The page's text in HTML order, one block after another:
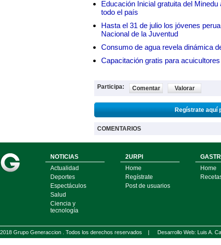
Educación Inicial gratuita del
todo el país
Hasta el 31 de julio los jóvenes
Nacional de la Juventud
Consumo de agua revela dinámica
Capacitación gratis para
Participa: Comentar Valorar
Regístrate aquí
COMENTARIOS
NOTICIAS
Actualidad
Deportes
Espectáculos
Salud
Ciencia y
tecnología
2URPI
Home
Regístrate
Post de usuarios
Home
2018 Grupo Generaccion . Todos los derechos reservados | Desarrollo Web: Luis